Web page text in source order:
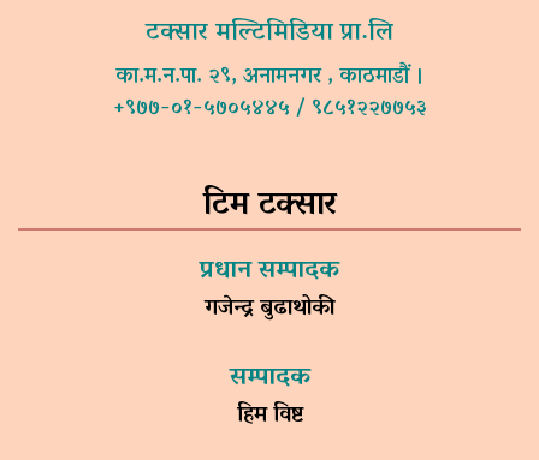
टक्सार मल्टिमिडिया प्रा.लि
का.म.न.पा. २९, अनामनगर , काठमाडौं ।
+९७७-०१-५७०५४४५ / ९८५१२२७७५३
टिम टक्सार
प्रधान सम्पादक
गजेन्द्र बुढाथोकी
सम्पादक
हिम विष्ट